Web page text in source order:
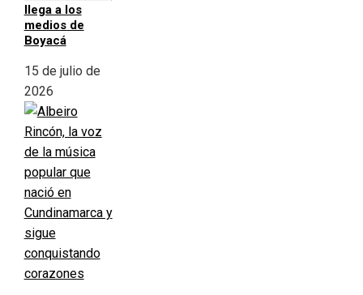
llega a los
medios de
Boyacá
15 de julio de
2026